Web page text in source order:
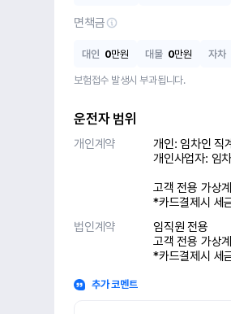
면책금
대인 0만원 대물 0만원 자차
보험접수 발생시 부과됩니다.
운전자 범위
개인계약
개인: 임차인 직
개인사업자: 임
고객 전용 가상
*카드결제시 세
법인계약
임직원 전용
고객 전용 가상
*카드결제시 세
추가 코멘트